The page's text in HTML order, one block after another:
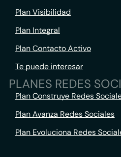
Plan Visibilidad
Plan Integral
Plan Contacto Activo
Te puede interesar
PLANES REDES
Plan Construye Redes
Plan Avanza Redes Sociales
Plan Evoluciona Redes